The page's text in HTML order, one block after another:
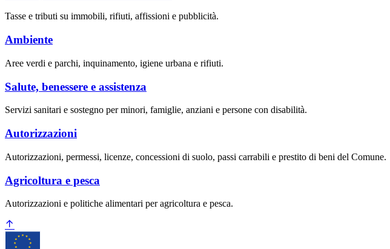
Tasse e tributi su immobili, rifiuti, affissioni e pubblicità.
Ambiente
Aree verdi e parchi, inquinamento, igiene urbana e rifiuti.
Salute, benessere e assistenza
Servizi sanitari e sostegno per minori, famiglie, anziani e persone con disabilità.
Autorizzazioni
Autorizzazioni, permessi, licenze, concessioni di suolo, passi carrabili e prestito di beni del Comune.
Agricoltura e pesca
Autorizzazioni e politiche alimentari per agricoltura e pesca.